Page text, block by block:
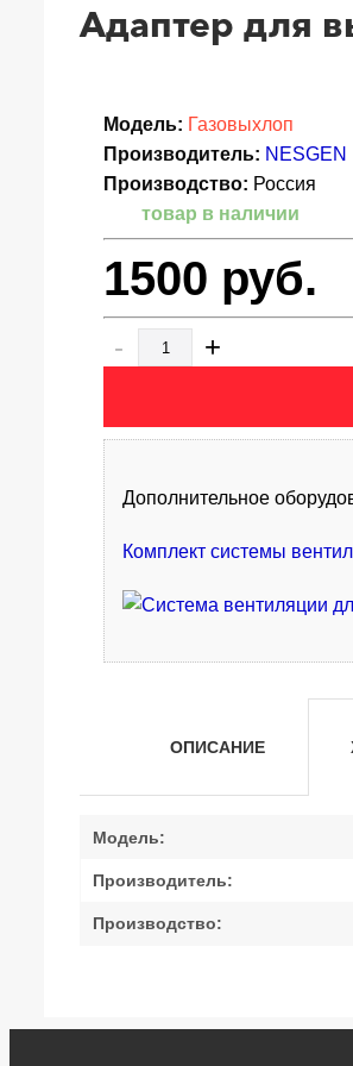
Адаптер для
Модель: Газовыхлоп
Производитель: NESGEN
Производство: Россия
товар в наличии
1500 руб.
- +
Дополнительное
Комплект системы
ОПИСАНИЕ
Модель:
Производитель:
Производство: